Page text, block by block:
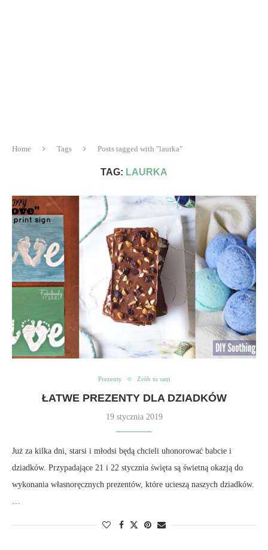
Home Tags Posts tagged with "laurka"
TAG: LAURKA
Prezenty Zrób to sam
ŁATWE PREZENTY DLA DZIADKÓW
19 stycznia 2019
Już za kilka dni, starsi i młodsi będą chcieli uhonorować babcie i
dziadków. Przypadające 21 i 22 stycznia święta są świetną okazją do
wykonania własnoręcznych prezentów, które ucieszą naszych dziadków.
…